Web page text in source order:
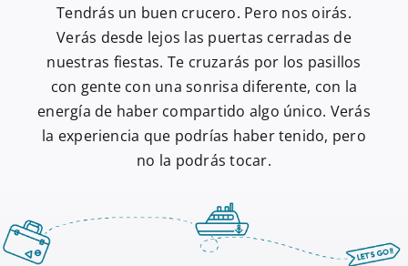
Tendrás un buen crucero. Pero nos oirás.
Verás desde lejos las puertas cerradas de
nuestras fiestas. Te cruzarás por los pasillos
con gente con una sonrisa diferente, con la
energía de haber compartido algo único. Verás
la experiencia que podrías haber tenido, pero
no la podrás tocar.